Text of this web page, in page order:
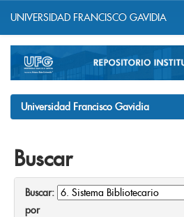
navigation
UNIVERSIDAD FRANCISCO GAVIDIA
Universidad Francisco Gavidia
Buscar
Buscar:
por